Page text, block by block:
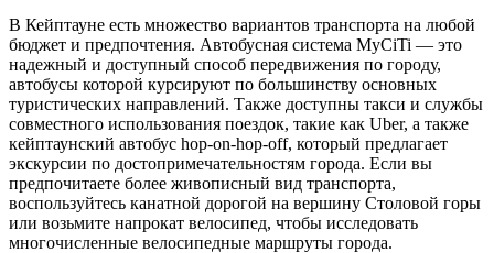
В Кейптауне есть множество вариантов транспорта на любой
бюджет и предпочтения. Автобусная система MyCiTi — это
надежный и доступный способ передвижения по городу,
автобусы которой курсируют по большинству основных
туристических направлений. Также доступны такси и службы
совместного использования поездок, такие как Uber, а также
кейптаунский автобус hop-on-hop-off, который предлагает
экскурсии по достопримечательностям города. Если вы
предпочитаете более живописный вид транспорта,
воспользуйтесь канатной дорогой на вершину Столовой горы
или возьмите напрокат велосипед, чтобы исследовать
многочисленные велосипедные маршруты города.